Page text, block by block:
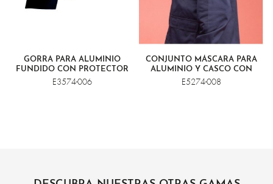
GORRA PARA ALUMINIO
FUNDIDO CON PROTECTOR
DE NUCA
E3574-006
CONJUNTO MÁSCARA PARA
ALUMINIO Y CASCO CON
VISERA INCOLORA
E5274-008